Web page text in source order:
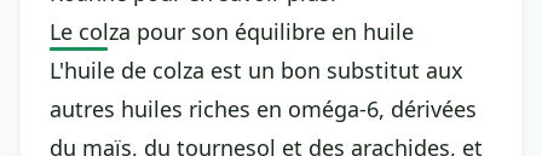
Le colza pour son équilibre en huile
L'huile de colza est un bon substitut aux
autres huiles riches en oméga-6, dérivées
du maïs, du tournesol et des arachides, et